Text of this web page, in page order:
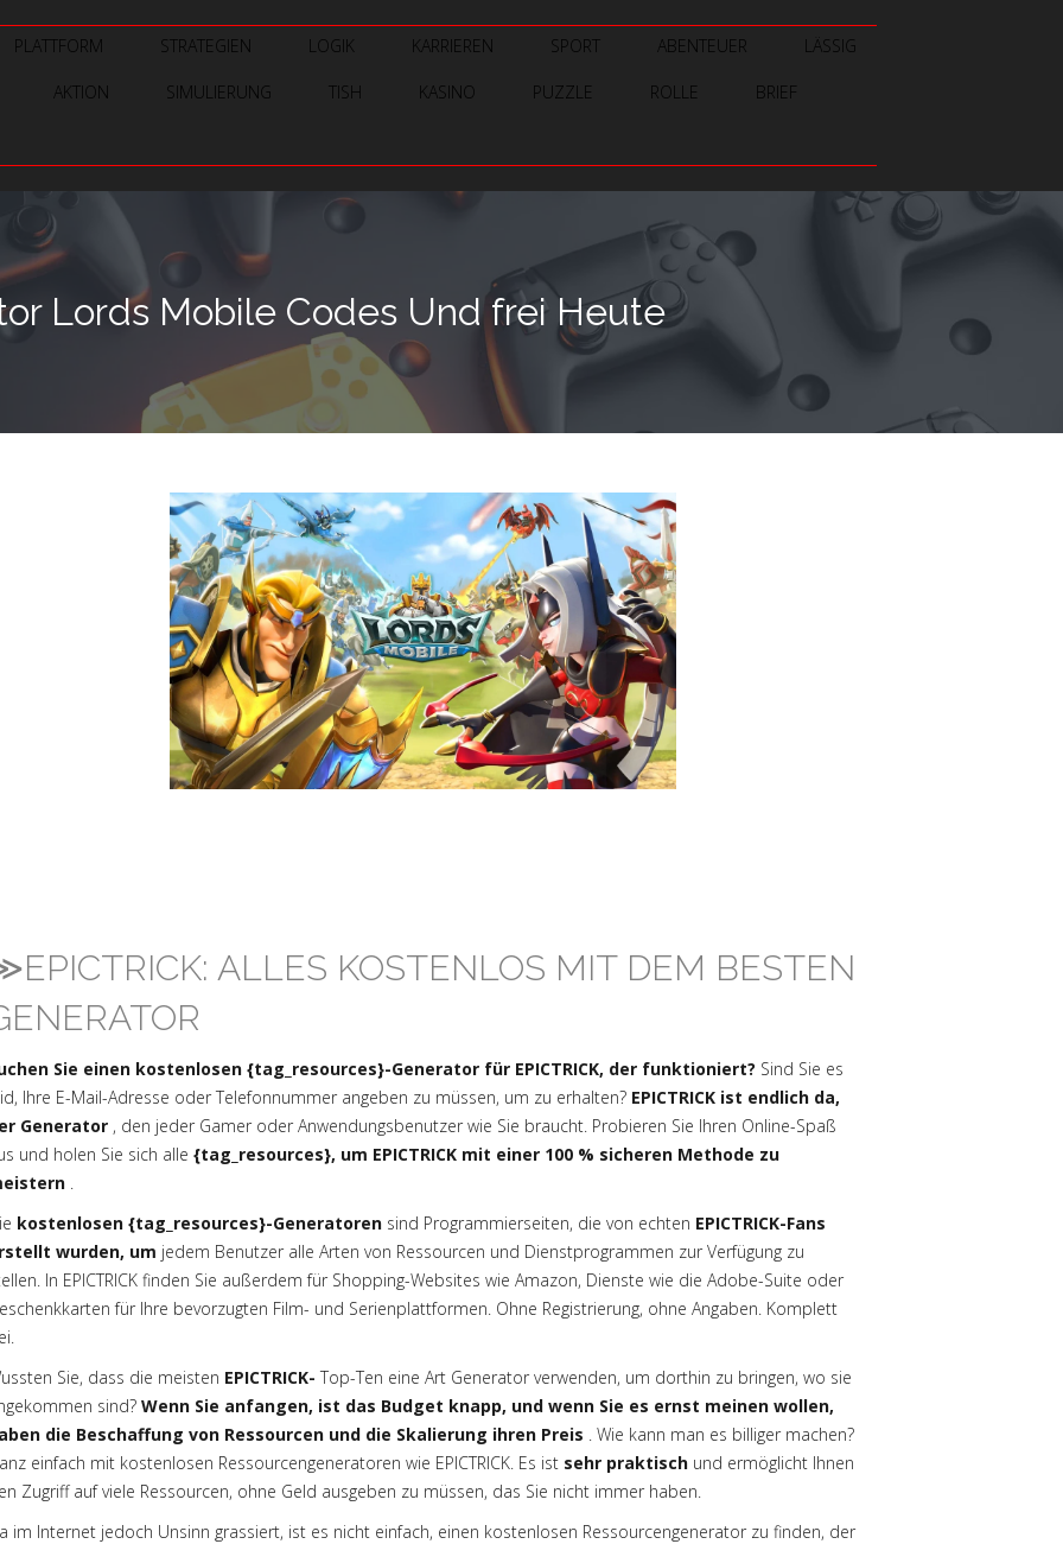
PLATTFORM STRATEGIEN LOGIK KARRIEREN SPORT ABENTEUER LÄSSIG
AKTION SIMULIERUNG TISH KASINO PUZZLE ROLLE BRIEF
Lords Mobile Codes Und frei Heute
ALLES KOSTENLOS MIT DEM BESTEN
Sie einen kostenlosen {tag_resources}-Generator für EPICTRICK, der funktioniert? Sind Sie es
Ihre E-Mail-Adresse oder Telefonnummer angeben zu müssen, um zu erhalten? EPICTRICK ist endlich da,
Generator , den jeder Gamer oder Anwendungsbenutzer wie Sie braucht. Probieren Sie Ihren Online-Spaß
und holen Sie sich alle {tag_resources}, um EPICTRICK mit einer 100 % sicheren Methode zu
.
kostenlosen {tag_resources}-Generatoren sind Programmierseiten, die von echten EPICTRICK-Fans
wurden, um jedem Benutzer alle Arten von Ressourcen und Dienstprogrammen zur Verfügung zu
In EPICTRICK finden Sie außerdemfür Shopping-Websites wie Amazon, Dienste wie die Adobe-Suite oder
für Ihre bevorzugten Film- und Serienplattformen. Ohne Registrierung, ohne Angaben. Komplett
Sie, dass die meisten EPICTRICK- Top-Ten eine Art Generator verwenden, um dorthin zu bringen, wo sie
sind? Wenn Sie anfangen, ist das Budget knapp, und wenn Sie es ernst meinen wollen,
die Beschaffung von Ressourcen und die Skalierung ihren Preis . Wie kann man es billiger machen?
einfach mit kostenlosen Ressourcengeneratoren wie EPICTRICK. Es ist sehr praktisch und ermöglicht Ihnen
Zugriff auf viele Ressourcen, ohne Geld ausgeben zu müssen, das Sie nicht immer haben.
im Internet jedoch Unsinn grassiert, ist es nicht einfach, einen kostenlosen Ressourcengenerator zu finden, der